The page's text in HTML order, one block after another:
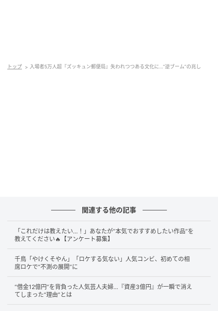
（C）テレビ大阪
手紙離れに歯止めをかけようと、日本郵政が仕掛けた
期間限定の体験型ストア『ズッキュン郵便局』が紹介
されました。撮影した写真が本物の切手になる“ズッキ
ュン切手プリ”や“ドッキンハートレター”など心ときめ
トップ 入場者5万人超『ズッキュン郵便局』失われつつある文化に…“逆ブーム”の兆し
関連する他の記事
「これだけは教えたい…！」あなたが“本気でおすすめしたい作品”を
教えてください🔥【アンケート募集】
千鳥「やけくそやん」「ロケする気ない」人気コンビ、初めての相
席ロケで“不測の展開”に
“借金12億円”を背負った人気芸人夫婦…『資産3億円』が一瞬で消え
てしまった“理由”とは